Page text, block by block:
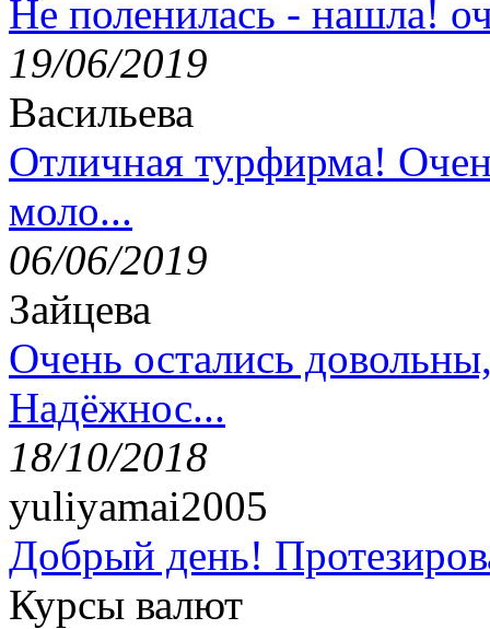
Не поленилась - нашла!
19/06/2019
Васильева
Отличная турфирма!
моло...
06/06/2019
Зайцева
Очень остались
Надёжнос...
18/10/2018
yuliyamai2005
Добрый день!
Курсы валют